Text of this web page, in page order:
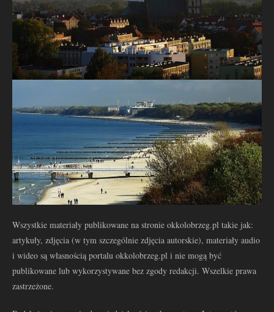
Wszystkie materiały publikowane na stronie okkolobrzeg.pl takie jak:
artykuły, zdjęcia (w tym szczególnie zdjęcia autorskie), materiały audio
i wideo są własnością portalu okkolobrzeg.pl i nie mogą być
publikowane lub wykorzystywane bez zgody redakcji. Wszelkie prawa
zastrzeżone.